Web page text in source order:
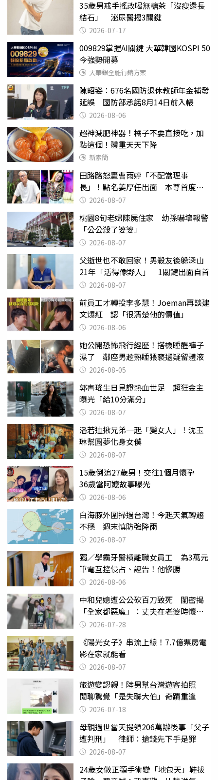
35歲男戒手搖改喝無糖茶「沒瘦還長
結石」 泌尿醫揭3關鍵
2026-07-17
009829掌握AI關鍵 大華韓國KOSPI 50
今強勢開募
大華銀全能行銷方案
陳昭姿：676名國防退休教師年金補發
延誤 國防部承諾8月14日前入帳
2026-08-06
超神減肥神器！橘子不要直接吃，加
點這個！體重天天下降
新素簡
田路路怒轟曹雨婷「不配當理事
長」！點名姜厚任出面 本尊首度回
應了2026-08-07
桃園8旬老婦陳屍住家 幼孫嚇壞報警
「公公殺了婆婆」
2026-08-07
父逝世也不敢回家！男殺友後躲深山
21年「活得像野人」 1關鍵出面自首
2026-08-07
前員工才轉投李多慧！Joeman再談建
文爆紅 認「很清楚他的價值」
2026-08-06
她公開恐怖飛行經歷！搭機睡醒褲子
濕了 鄰座男趁熟睡猥褻還疑留體液
2026-08-05
郭書瑤生日見證熱血世足 超狂金主
曝光「給10分滿分」
2026-08-07
潘若迪揪兄弟一起「變女人」！沈玉
琳幫圓夢化身女僕
2026-08-07
15歲倒追27歲男！交往1個月懷孕
36歲當阿嬤故事曝光
2026-08-06
白海豚外圍掃過台灣！今起天氣轉趨
不穩 週末慎防強降雨
2026-08-07
獨／學霸牙醫槓離職女員工 為3萬元
筆電互控侵占、誣告！他慘勝
2026-08-06
中和兒媳遭公公砍百刀致死 閨密揭
「全家都惡魔」：丈夫在老婆時懷孕
摔東西
2026-07-28
《陽光女子》串流上線！7.7億票房電
影在家就能看
2026-08-07
旅遊變認親！陸男幫台灣遊客拍照
閒聊驚覺「是失聯大伯」奇蹟重逢
2026-07-18
母親過世當天提領206萬辦後事「父子
遭判刑」 律師：搶錢先下手是罪
2026-08-07
24歲女做正顎手術變「地包天」鞋拔